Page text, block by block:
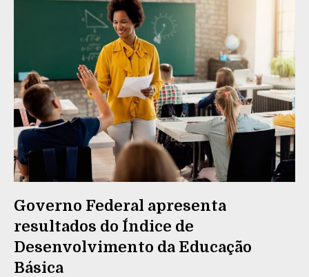
Governo Federal apresenta
resultados do Índice de
Desenvolvimento da Educação
Básica